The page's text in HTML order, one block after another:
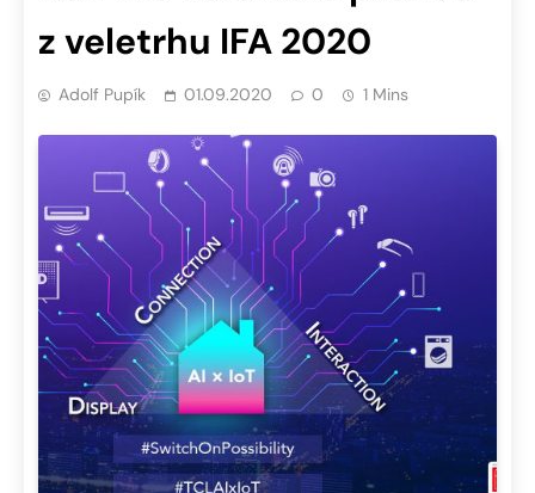
z veletrhu IFA 2020
Adolf Pupík 01.09.2020 0 1 Mins